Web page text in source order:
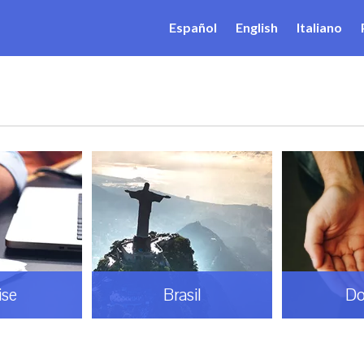
Español English Italiano
Brasil